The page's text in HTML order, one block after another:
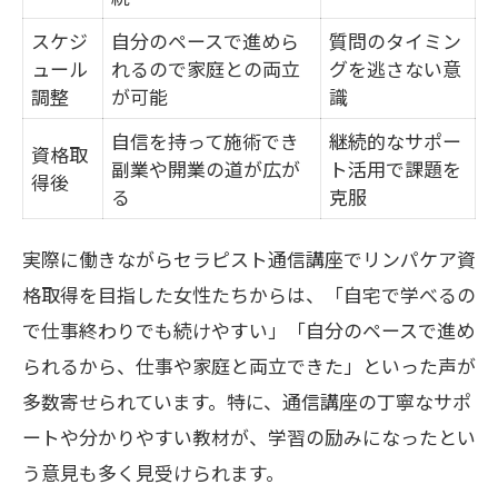
スケジ
ュール
調整
自分のペースで進めら
れるので家庭との両立
が可能
質問のタイミン
グを逃さない意
識
資格取
得後
自信を持って施術でき
副業や開業の道が広が
る
継続的なサポー
ト活用で課題を
克服
実際に働きながらセラピスト通信講座でリンパケア資
格取得を目指した女性たちからは、「自宅で学べるの
で仕事終わりでも続けやすい」「自分のペースで進め
られるから、仕事や家庭と両立できた」といった声が
多数寄せられています。特に、通信講座の丁寧なサポ
ートや分かりやすい教材が、学習の励みになったとい
う意見も多く見受けられます。